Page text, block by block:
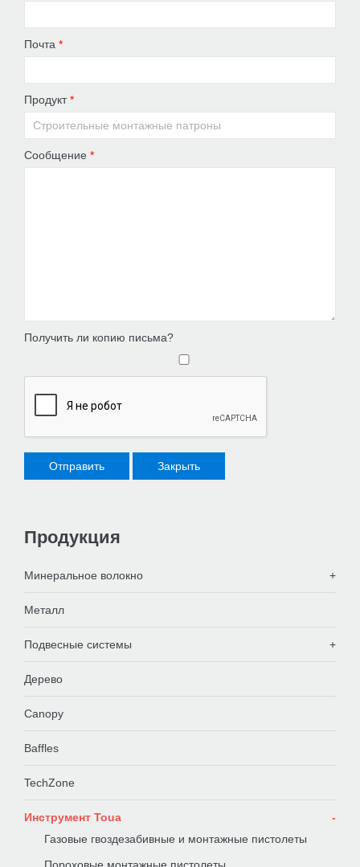
Почта *
Продукт*
Сообщение *
Получить ли копию письма?
Отправить Закрыть
Продукция
Минеральное волокно
Металл
Подвесные системы
Дерево
Canopy
Baffles
TechZone
Инструмент Toua
Газовые гвоздезабивные и монтажные пистолеты